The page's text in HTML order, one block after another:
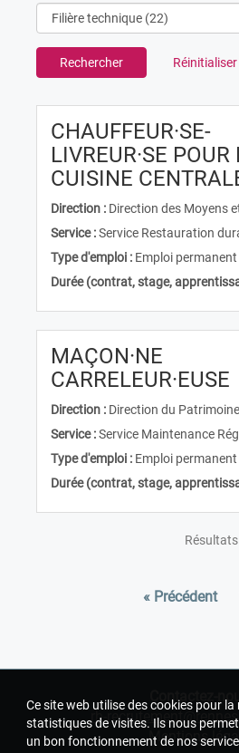
Ce site web utilise des cookies pour
statistiques de visites. Ils nous
un bon fonctionnement de nos
Rechercher Réinitialiser
CHAUFFEUR·SE-
LIVREUR·SE POUR
CUISINE
Direction : Direction des Moyens
Service :Service Restauration
Type d'emploi : Emploi permanent
Durée (contrat, stage,
MAÇON·NE
CARRELEUR·EUSE
Direction : Direction du
Service :Service Maintenance
Type d'emploi : Emploi permanent
Durée (contrat, stage,
« Précédent
Contactez-
rh-
Mentions